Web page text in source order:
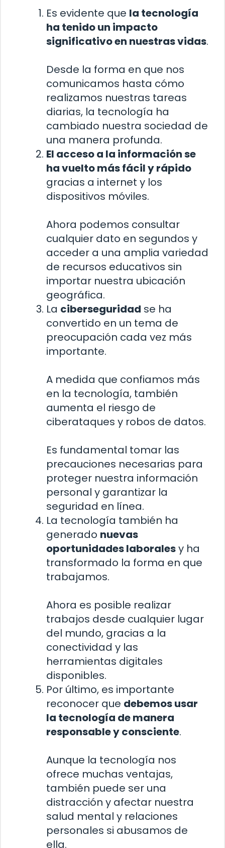
Es evidente que la tecnología
ha tenido un impacto
significativo en nuestras vidas.
Desde la forma en que nos
comunicamos hasta cómo
realizamos nuestras tareas
diarias, la tecnología ha
cambiado nuestra sociedad de
una manera profunda.
El acceso a la información se
ha vuelto más fácil y rápido
gracias a internet y los
dispositivos móviles.
Ahora podemos consultar
cualquier dato en segundos y
acceder a una amplia variedad
de recursos educativos sin
importar nuestra ubicación
geográfica.
La ciberseguridad se ha
convertido en un tema de
preocupación cada vez más
importante.
A medida que confiamos más
en la tecnología, también
aumenta el riesgo de
ciberataques y robos de datos.
Es fundamental tomar las
precauciones necesarias para
proteger nuestra información
personal y garantizar la
seguridad en línea.
La tecnología también ha
generado nuevas
oportunidades laboralesy ha
transformado la forma en que
trabajamos.
Ahora es posible realizar
trabajos desde cualquier lugar
del mundo, gracias a la
conectividad y las
herramientas digitales
disponibles.
Por último, es importante
reconocer que debemos usar
la tecnología de manera
responsable y consciente.
Aunque la tecnología nos
ofrece muchas ventajas,
también puede ser una
distracción y afectar nuestra
salud mental y relaciones
personales si abusamos de
ella.